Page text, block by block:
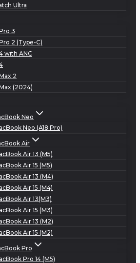
Ultra
3
2 (Type-C)
with ANC
2
(2024)
Neo
Neo (A18 Pro)
Air
Air 13 (M5)
Air 15 (M5)
Air 13 (M4)
Air 15 (M4)
Air 13(M3)
Air 15 (M3)
Air 13 (M2)
Air 15 (M2)
Pro
Pro 14 (M5)